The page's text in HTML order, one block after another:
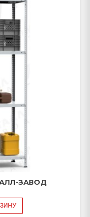
ЗАВОД